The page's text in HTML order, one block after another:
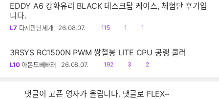
EDDY A6 강화유리 BLACK 데스크탑 케이스, 체험단 후기입
니다.
L7 다시만난세개 26.08.07.
읽
115
공1
댓1
3RSYS RC1500N PWM 쌍철봉 LITE CPU 공랭 쿨러
L10 아몬드빼빼러 26.08.07.
읽
192
공
3
댓
2
댓글이 고픈 영자가 올립니다. 댓글로 FLEX~